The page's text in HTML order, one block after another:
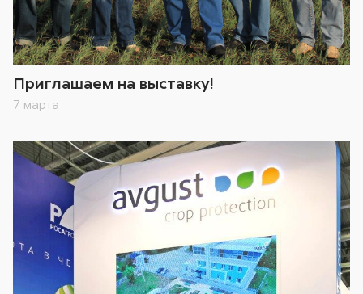
Приглашаем на выставку!
7 марта